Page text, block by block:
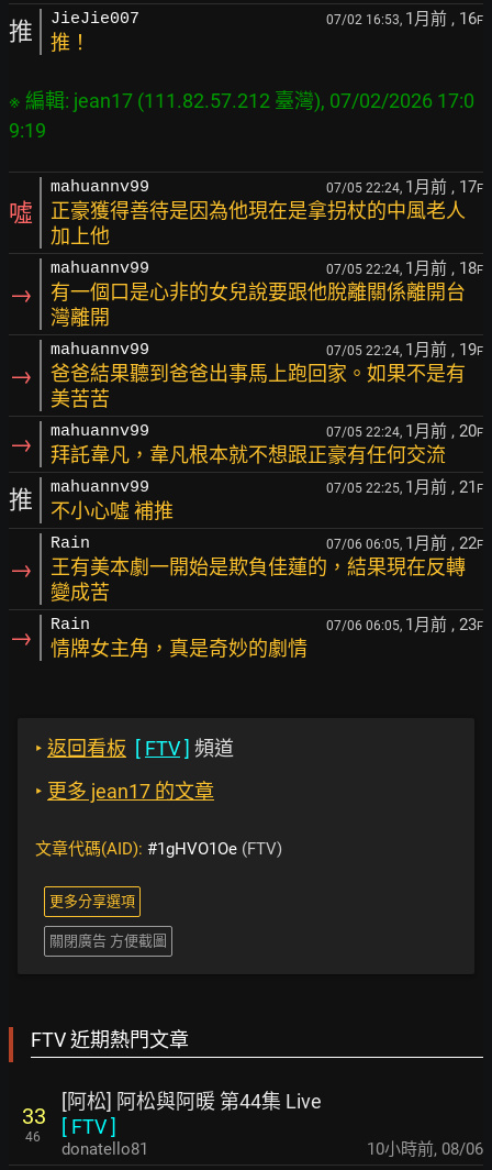
推 JieJie007 07/02 16:53, 1月前 , 16F
推！
※ 編輯: jean17 (111.82.57.212 臺灣), 07/02/2026 17:0
噓
mahuannv99 07/05 22:24, 1月前 , 17F
正豪獲得善待是因為他現在是拿拐杖的中風老人
加上他
→
mahuannv99 07/05 22:24, 1月前 , 18F
有一個口是心非的女兒說要跟他脫離關係離開台
灣離開
→
mahuannv99 07/05 22:24, 1月前 , 19F
爸爸結果聽到爸爸出事馬上跑回家。如果不是有
美苦苦
→ mahuannv99 07/05 22:24, 1月前 , 20F
拜託韋凡，韋凡根本就不想跟正豪有任何交流
推 mahuannv99 07/05 22:25, 1月前 , 21 F
不小心噓 補推
→
Rain 07/06 06:05, 1月前 , 22F
王有美本劇一開始是欺負佳蓮的，結果現在反轉
變成苦
→ Rain 07/06 06:05, 1月前 , 23F
情牌女主角，真是奇妙的劇情
‣ 返回看板 [ FTV] 頻道
‣ 更多 jean17 的文章
文章代碼(AID): #1gHVO1Oe (FTV)
更多分享選項
關閉廣告 方便截圖
FTV 近期熱門文章
33
46
[阿松] 阿松與阿暖 第44集 Live
[ FTV]
donatello81 10小時前, 08/06